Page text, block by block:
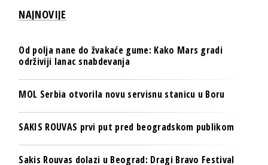
NAJNOVIJE
Od polja nane do žvakaće gume: Kako Mars gradi
održiviji lanac snabdevanja
MOL Serbia otvorila novu servisnu stanicu u Boru
SAKIS ROUVAS prvi put pred beogradskom publikom
Sakis Rouvas dolazi u Beograd: Dragi Bravo Festival